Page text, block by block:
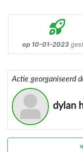
op 10-01-2023
Actie georganiseerd
dylan